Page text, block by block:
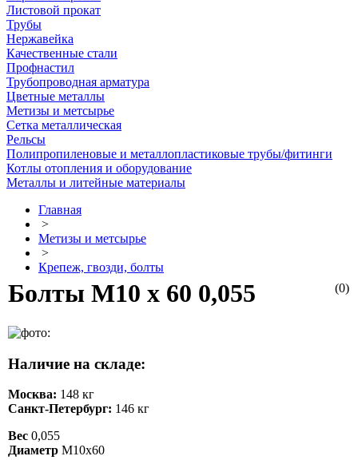
Листовой прокат
Трубы
Нержавейка
Качественные стали
Профнастил
Трубопроводная арматура
Цветные металлы
Метизы и метсырье
Сетка металлическая
Рельсы
Полипропиленовые и металлопластиковые трубы/фитинги
Котлы отопления и оборудование
Металлы и литейные материалы
Главная
>
Метизы и метсырье
>
Крепеж, гвозди, болты
(0)
Болты М10 х 60 0,055
Наличие на складе:
Москва: 148 кг
Санкт-Петербург: 146 кг
Вес 0,055
Диаметр М10х60